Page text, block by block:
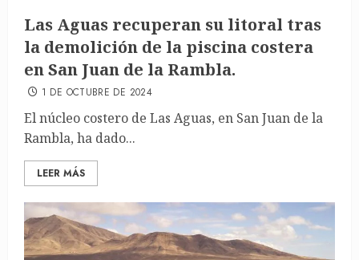
Las Aguas recuperan su litoral tras
la demolición de la piscina costera
en San Juan de la Rambla.
1 DE OCTUBRE DE 2024
El núcleo costero de Las Aguas, en San Juan de la
Rambla, ha dado...
LEER MÁS